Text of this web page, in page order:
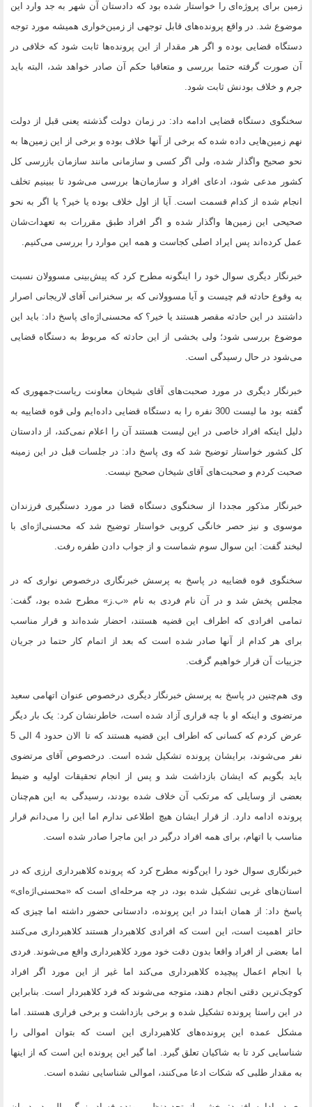
زمین برای پروژه‌ای را خواستار شده بود که دادستان آن شهر به جد وارد این
موضوع شد. در واقع پرونده‌های قابل توجهی از زمین‌خواری همیشه مورد توجه
دستگاه قضایی بوده و اگر هر مقدار از این پرونده‌ها ثابت شود که خلافی در
آن صورت گرفته حتما بررسی و متعاقبا حکم آن صادر خواهد شد، البته باید
جرم و خلاف بودنش ثابت شود.
سخنگوی دستگاه قضایی ادامه داد: در زمان دولت گذشته یعنی قبل از دولت
نهم زمین‌هایی داده شده که برخی از آنها خلاف بوده و برخی از این زمین‌ها به
نحو صحیح واگذار شده، ولی اگر کسی و سازمانی مانند سازمان بازرسی کل
کشور مدعی شود، ادعای افراد و سازمان‌ها بررسی می‌شود تا ببینیم تخلف
انجام شده از کدام قسمت است. آیا از اول خلاف بوده یا خیر؟ یا اگر به نحو
صحیحی این زمین‌ها واگذار شده و اگر افراد طبق مقررات به تعهدات‌شان
عمل کرده‌اند پس ایراد اصلی کجاست و همه این موارد را بررسی می‌کنیم.
خبرنگار دیگری سوال خود را اینگونه مطرح کرد که پیش‌بینی مسوولان نسبت
به وقوع حادثه قم چیست و آیا مسوولانی که بر سخنرانی آقای لاریجانی اصرار
داشتند در این حادثه مقصر هستند یا خیر؟ که محسنی‌اژه‌ای پاسخ داد: باید این
موضوع بررسی شود؛ ولی بخشی از این حادثه که مربوط به دستگاه قضایی
می‌شود در حال رسیدگی است.
خبرنگار دیگری در مورد صحبت‌های آقای شیخان معاونت ریاست‌جمهوری که
گفته بود ما لیست 300 نفره را به دستگاه قضایی داده‌ایم ولی قوه قضاییه به
دلیل اینکه افراد خاصی در این لیست هستند آن را اعلام نمی‌کند، از دادستان
کل کشور خواستار توضیح شد که وی پاسخ داد: در جلسات قبل در این زمینه
صحبت کردم و صحبت‌های آقای شیخان صحیح نیست.
خبرنگار مذکور مجددا از سخنگوی دستگاه قضا در مورد دستگیری فرزندان
موسوی و نیز حصر خانگی کروبی خواستار توضیح شد که محسنی‌اژه‌ای با
لبخند گفت: این سوال سوم شماست و از جواب دادن طفره رفت.
سخنگوی قوه قضاییه در پاسخ به پرسش خبرنگاری درخصوص نواری که در
مجلس پخش شد و در آن نام فردی به نام «ب.ز» مطرح شده بود، گفت:
تمامی افرادی که اطراف این قضیه هستند، احضار شده‌اند و قرار مناسب
برای هر کدام از آنها صادر شده است که بعد از اتمام کار حتما در جریان
جزییات آن قرار خواهیم گرفت.
وی هم‌چنین در پاسخ به پرسش خبرنگار دیگری درخصوص عنوان اتهامی سعید
مرتضوی و اینکه او با چه قراری آزاد شده است، خاطرنشان کرد: یک بار دیگر
عرض کردم که کسانی که اطراف این قضیه هستند که تا الان حدود 4 الی 5
نفر می‌شوند، برایشان پرونده تشکیل شده است. درخصوص آقای مرتضوی
باید بگویم که ایشان بازداشت شد و پس از انجام تحقیقات اولیه و ضبط
بعضی از وسایلی که مرتکب آن خلاف شده بودند، رسیدگی به این هم‌چنان
پرونده ادامه دارد. از قرار ایشان هیچ اطلاعی ندارم اما این را می‌دانم قرار
مناسب با اتهام، برای همه افراد درگیر در این ماجرا صادر شده است.
خبرنگاری سوال خود را این‌گونه مطرح کرد که پرونده کلاهبرداری ارزی که در
استان‌های غربی تشکیل شده بود، در چه مرحله‌ای است که «محسنی‌اژه‌ای»
پاسخ داد: از همان ابتدا در این پرونده، دادستانی حضور داشته اما چیزی که
حائز اهمیت است، این است که افرادی کلاهبردار هستند کلاهبرداری می‌کنند
اما بعضی از افراد واقعا بدون دقت خود مورد کلاهبرداری واقع می‌شوند. فردی
با انجام اعمال پیچیده کلاهبرداری می‌کند اما غیر از این مورد اگر افراد
کوچک‌ترین دقتی انجام دهند، متوجه می‌شوند که فرد کلاهبردار است. بنابراین
در این راستا پرونده تشکیل شده و برخی بازداشت و برخی فراری هستند. اما
مشکل عمده این پرونده‌های کلاهبرداری این است که بتوان اموالی را
شناسایی کرد تا به شاکیان تعلق گیرد. اما گیر این پرونده این است که از اینها
به مقدار طلبی که شکات ادعا می‌کنند، اموالی شناسایی نشده است.